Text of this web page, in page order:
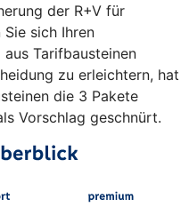
der R+V für
sich Ihren
Tarifbausteinen
zu erleichtern, hat
die 3 Pakete
Vorschlag geschnürt.